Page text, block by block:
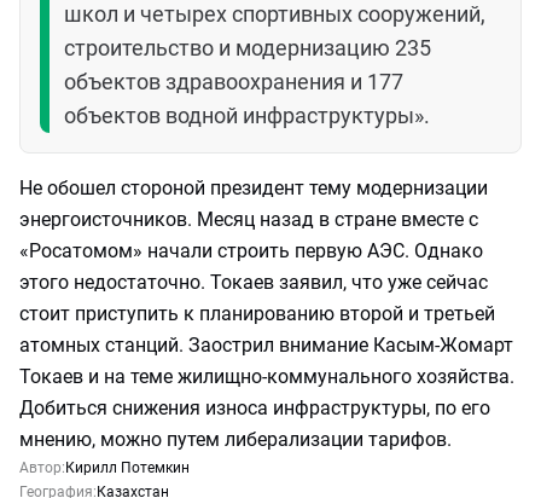
школ и четырех спортивных сооружений,
строительство и модернизацию 235
объектов здравоохранения и 177
объектов водной инфраструктуры».
Не обошел стороной президент тему модернизации
энергоисточников. Месяц назад в стране вместе с
«Росатомом» начали строить первую АЭС. Однако
этого недостаточно. Токаев заявил, что уже сейчас
стоит приступить к планированию второй и третьей
атомных станций. Заострил внимание Касым-Жомарт
Токаев и на теме жилищно-коммунального хозяйства.
Добиться снижения износа инфраструктуры, по его
мнению, можно путем либерализации тарифов.
Автор: Кирилл Потемкин
География: Казахстан